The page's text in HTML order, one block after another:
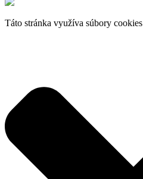
Táto stránka využíva súbory cookies